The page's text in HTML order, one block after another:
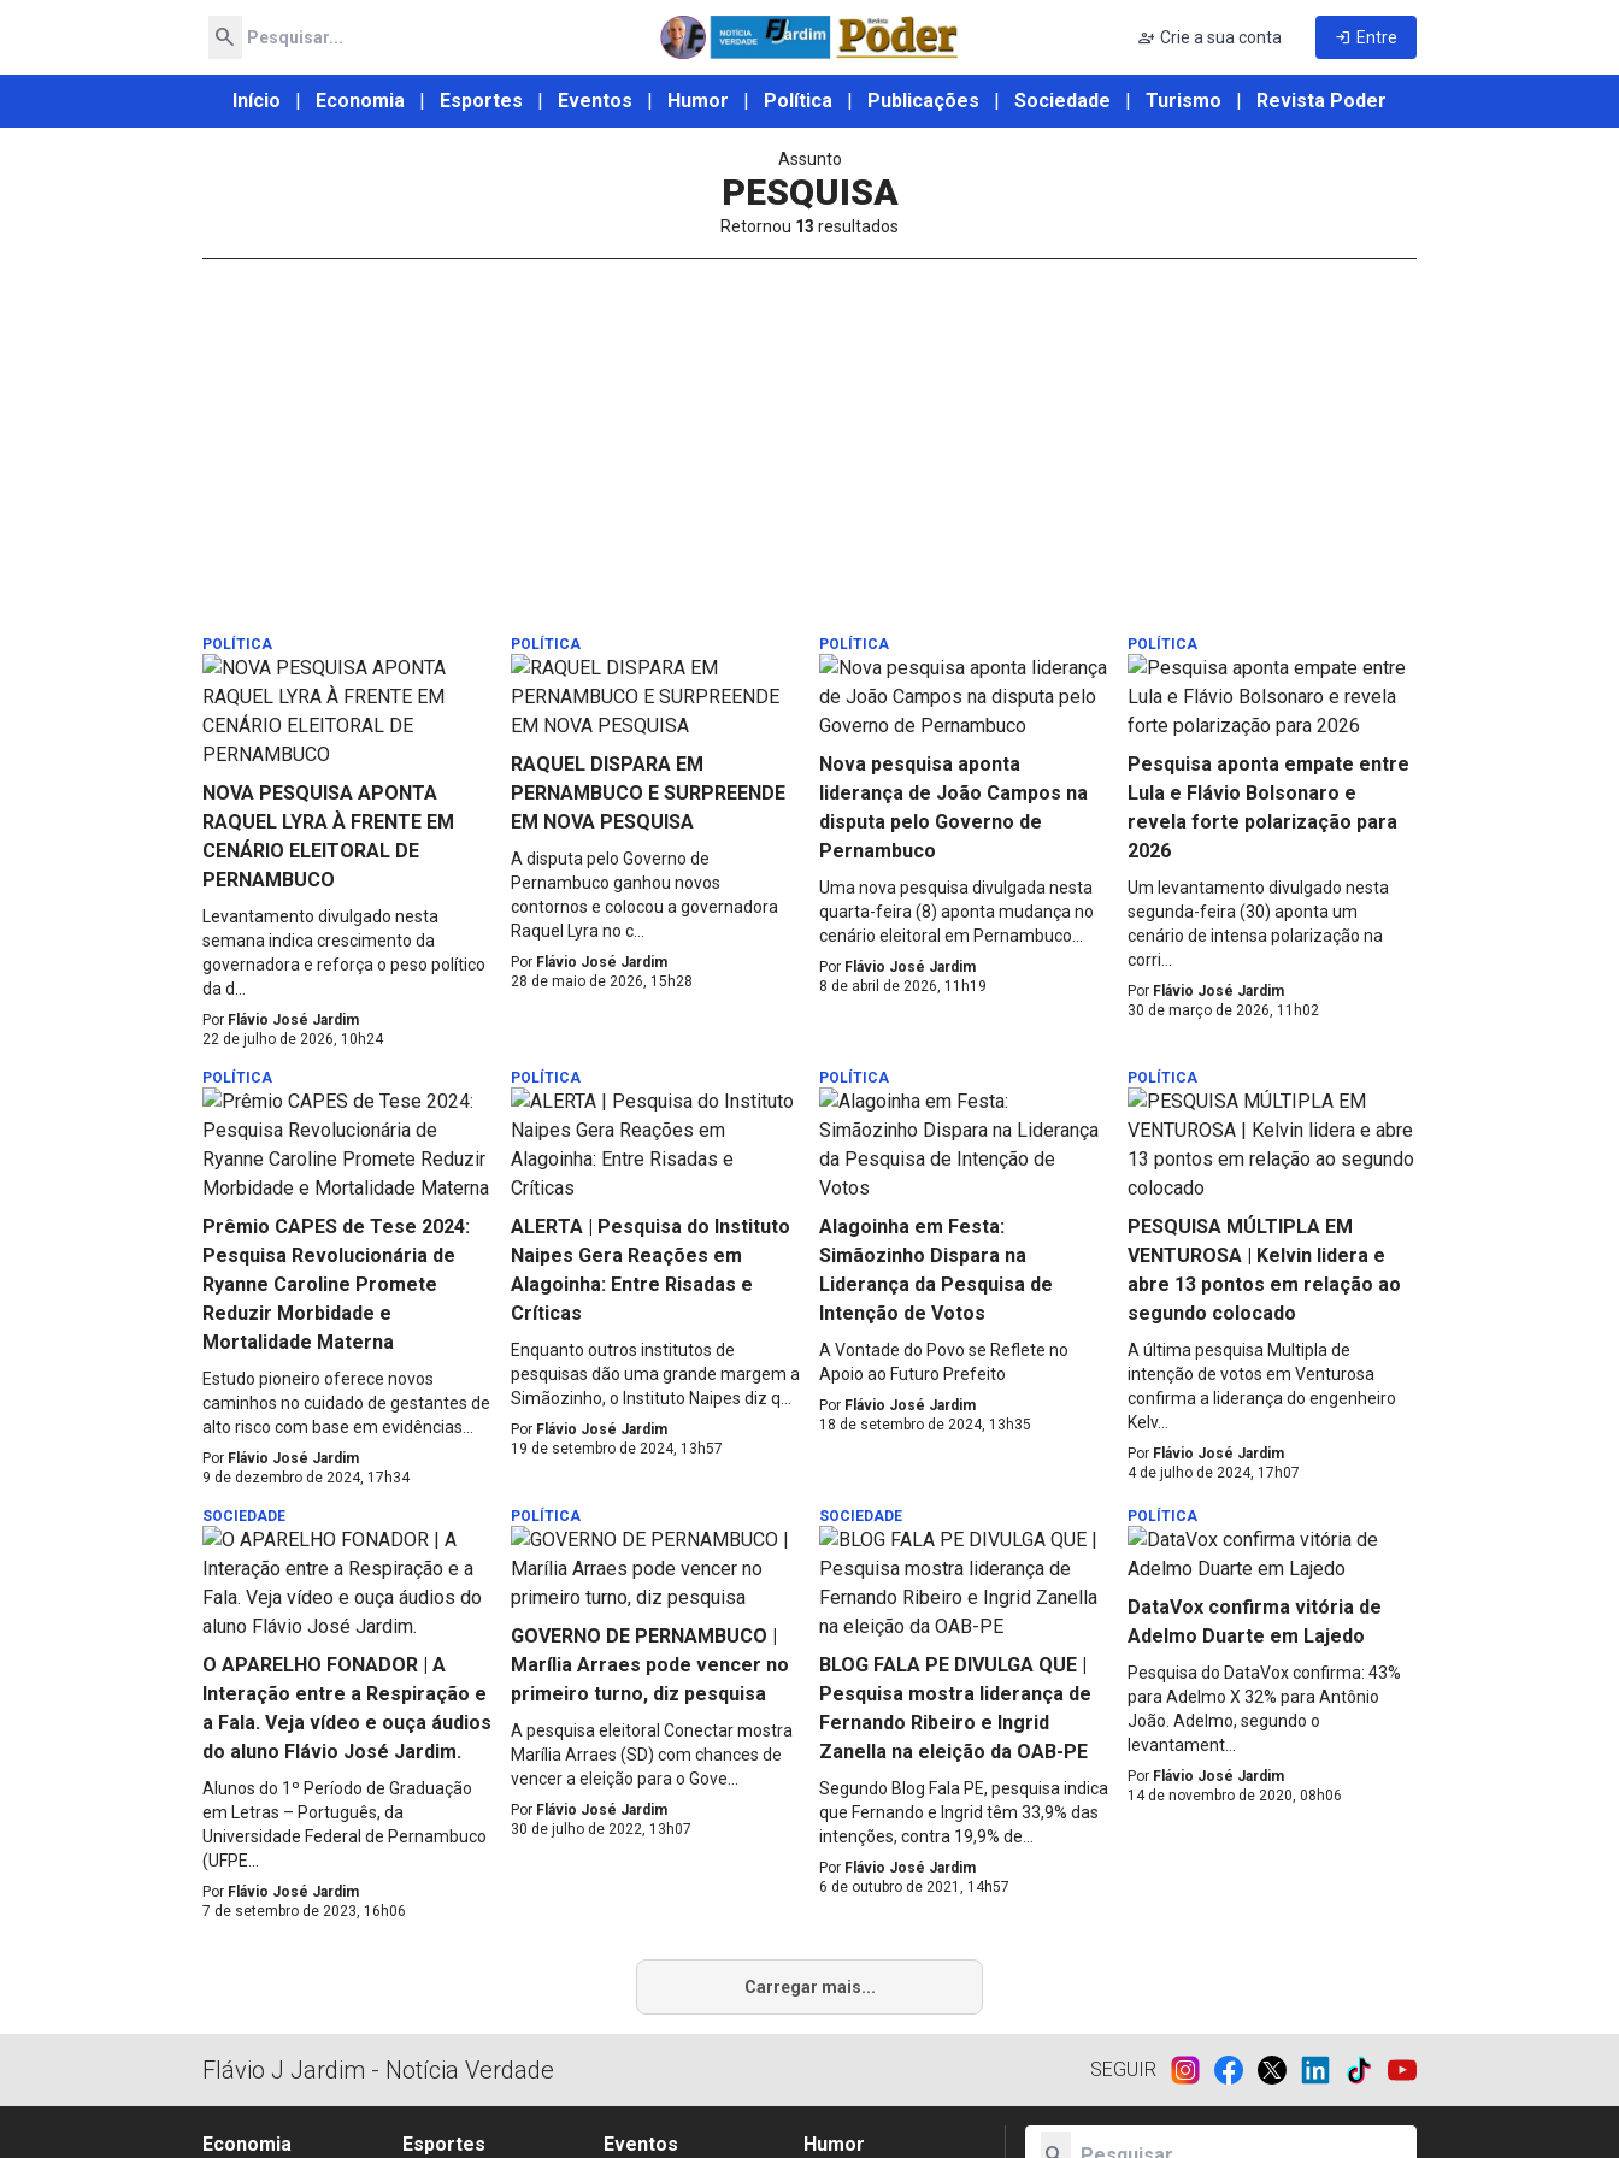
search person_add Crie a sua conta login Entre
Início | Economia | Esportes | Eventos | Humor | Política | Publicações | Sociedade | Turismo | Revista Poder
Assunto
PESQUISA
Retornou 13 resultados
POLÍTICA
NOVA PESQUISA APONTA
RAQUEL LYRA À FRENTE EM
CENÁRIO ELEITORAL DE
PERNAMBUCO
Levantamento divulgado nesta
semana indica crescimento da
governadora e reforça o peso político
da d...
Por Flávio José Jardim
22 de julho de 2026, 10h24
POLÍTICA
RAQUEL DISPARA EM
PERNAMBUCO E SURPREENDE
EM NOVA PESQUISA
A disputa pelo Governo de
Pernambuco ganhou novos
contornos e colocou a governadora
Raquel Lyra no c...
Por Flávio José Jardim
28 de maio de 2026, 15h28
POLÍTICA
Nova pesquisa aponta
liderança de João Campos na
disputa pelo Governo de
Pernambuco
Uma nova pesquisa divulgada nesta
quarta-feira (8) aponta mudança no
cenário eleitoral em Pernambuco...
Por Flávio José Jardim
8 de abril de 2026, 11h19
POLÍTICA
Pesquisa aponta empate entre
Lula e Flávio Bolsonaro e
revela forte polarização para
2026
Um levantamento divulgado nesta
segunda-feira (30) aponta um
cenário de intensa polarização na
corri...
Por Flávio José Jardim
30 de março de 2026, 11h02
POLÍTICA
Prêmio CAPES de Tese 2024:
Pesquisa Revolucionária de
Ryanne Caroline Promete
Reduzir Morbidade e
Mortalidade Materna
Estudo pioneiro oferece novos
caminhos no cuidado de gestantes de
alto risco com base em evidências...
Por Flávio José Jardim
9 de dezembro de 2024, 17h34
POLÍTICA
ALERTA | Pesquisa do Instituto
Naipes Gera Reações em
Alagoinha: Entre Risadas e
Críticas
Enquanto outros institutos de
pesquisas dão uma grande margem a
Simãozinho, o Instituto Naipes diz q...
Por Flávio José Jardim
19 de setembro de 2024, 13h57
POLÍTICA
Alagoinha em Festa:
Simãozinho Dispara na
Liderança da Pesquisa de
Intenção de Votos
A Vontade do Povo se Reflete no
Apoio ao Futuro Prefeito
Por Flávio José Jardim
18 de setembro de 2024, 13h35
POLÍTICA
PESQUISA MÚLTIPLA EM
VENTUROSA | Kelvin lidera e
abre 13 pontos em relação ao
segundo colocado
A última pesquisa Multipla de
intenção de votos em Venturosa
confirma a liderança do engenheiro
Kelv...
Por Flávio José Jardim
4 de julho de 2024, 17h07
SOCIEDADE
O APARELHO FONADOR | A
Interação entre a Respiração e
a Fala. Veja vídeo e ouça áudios
do aluno Flávio José Jardim.
Alunos do 1º Período de Graduação
em Letras – Português, da
Universidade Federal de Pernambuco
(UFPE...
Por Flávio José Jardim
7 de setembro de 2023, 16h06
POLÍTICA
GOVERNO DE PERNAMBUCO |
Marília Arraes pode vencer no
primeiro turno, diz pesquisa
A pesquisa eleitoral Conectar mostra
Marília Arraes (SD) com chances de
vencer a eleição para o Gove...
Por Flávio José Jardim
30 de julho de 2022, 13h07
SOCIEDADE
BLOG FALA PE DIVULGA QUE |
Pesquisa mostra liderança de
Fernando Ribeiro e Ingrid
Zanella na eleição da OAB-PE
Segundo Blog Fala PE, pesquisa indica
que Fernando e Ingrid têm 33,9% das
intenções, contra 19,9% de...
Por Flávio José Jardim
6 de outubro de 2021, 14h57
POLÍTICA
DataVox confirma vitória de
Adelmo Duarte em Lajedo
Pesquisa do DataVox confirma: 43%
para Adelmo X 32% para Antônio
João. Adelmo, segundo o
levantament...
Por Flávio José Jardim
14 de novembro de 2020, 08h06
Carregar mais...
Flávio J Jardim - Notícia Verdade SEGUIR
Economia Esportes Eventos Humor